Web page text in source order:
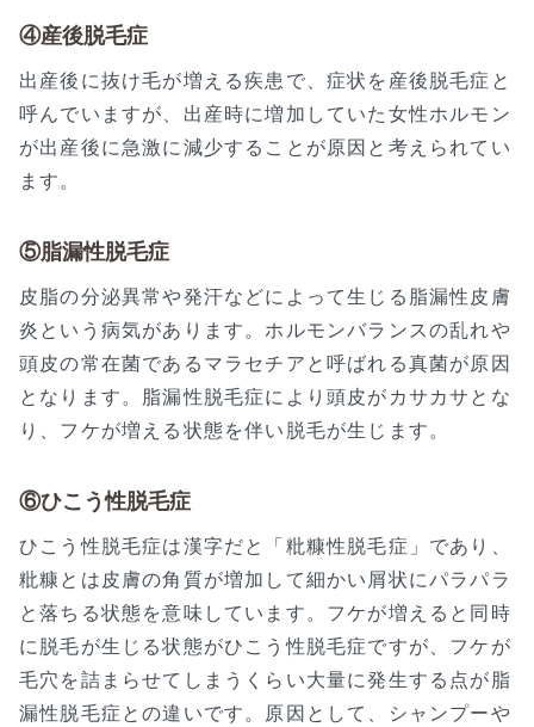
④産後脱毛症
出産後に抜け毛が増える疾患で、症状を産後脱毛症と
呼んでいますが、出産時に増加していた女性ホルモン
が出産後に急激に減少することが原因と考えられてい
ます。
⑤脂漏性脱毛症
皮脂の分泌異常や発汗などによって生じる脂漏性皮膚
炎という病気があります。ホルモンバランスの乱れや
頭皮の常在菌であるマラセチアと呼ばれる真菌が原因
となります。脂漏性脱毛症により頭皮がカサカサとな
り、フケが増える状態を伴い脱毛が生じます。
⑥ひこう性脱毛症
ひこう性脱毛症は漢字だと「粃糠性脱毛症」であり、
粃糠とは皮膚の角質が増加して細かい屑状にパラパラ
と落ちる状態を意味しています。フケが増えると同時
に脱毛が生じる状態がひこう性脱毛症ですが、フケが
毛穴を詰まらせてしまうくらい大量に発生する点が脂
漏性脱毛症との違いです。原因として、シャンプーや